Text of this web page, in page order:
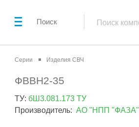
Поиск
Серии Изделия СВЧ
ФВВН2-35
ТУ: бШ3.081.173 ТУ
Производитель: АО "НПП "ФАЗА"